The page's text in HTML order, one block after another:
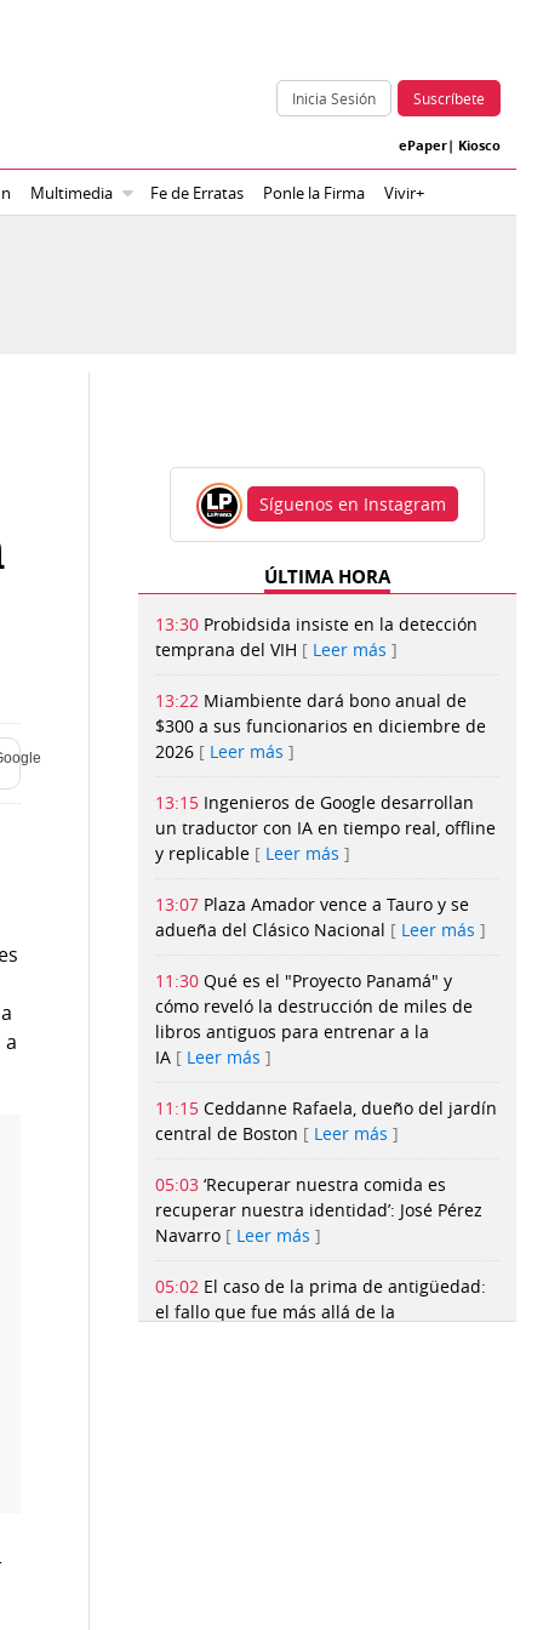
Inicia Sesión Suscríbete
ePaper| Kiosco
Multimedia Fe de Erratas Ponle la Firma Vivir+
Síguenos en Instagram
ÚLTIMA HORA
13:30 Probidsida insiste en la detección
temprana del VIH
Leer más
13:22 Miambiente dará bono anual de
$300 a sus funcionarios en diciembre de
2026
Leer más
13:15 Ingenieros de Google desarrollan
un traductor con IA en tiempo real, offline
y replicable
Leer más
13:07 Plaza Amador vence a Tauro y se
adueña del Clásico Nacional
Leer más
11:30 Qué es el "Proyecto Panamá" y
cómo reveló la destrucción de miles de
libros antiguos para entrenar a la
IA
Leer más
11:15 Ceddanne Rafaela, dueño del jardín
central de Boston
Leer más
05:03 ‘Recuperar nuestra comida es
recuperar nuestra identidad’: José Pérez
Navarro
Leer más
05:02 El caso de la prima de antigüedad:
el fallo que fue más allá de la